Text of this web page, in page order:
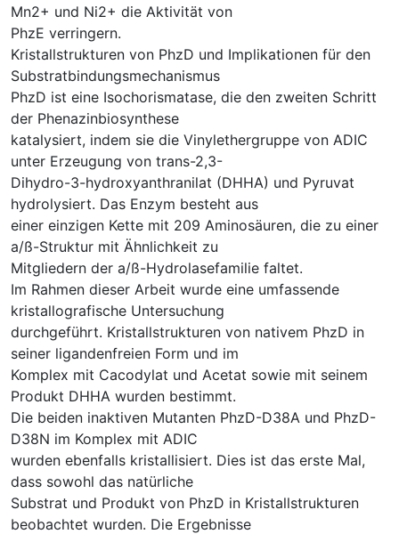
Mn2+ und Ni2+ die Aktivität von
PhzE verringern.
Kristallstrukturen von PhzD und Implikationen für den
Substratbindungsmechanismus
PhzD ist eine Isochorismatase, die den zweiten Schritt
der Phenazinbiosynthese
katalysiert, indem sie die Vinylethergruppe von ADIC
unter Erzeugung von trans-2,3-
Dihydro-3-hydroxyanthranilat (DHHA) und Pyruvat
hydrolysiert. Das Enzym besteht aus
einer einzigen Kette mit 209 Aminosäuren, die zu einer
a/ß-Struktur mit Ähnlichkeit zu
Mitgliedern der a/ß-Hydrolasefamilie faltet.
Im Rahmen dieser Arbeit wurde eine umfassende
kristallografische Untersuchung
durchgeführt. Kristallstrukturen von nativem PhzD in
seiner ligandenfreien Form und im
Komplex mit Cacodylat und Acetat sowie mit seinem
Produkt DHHA wurden bestimmt.
Die beiden inaktiven Mutanten PhzD-D38A und PhzD-
D38N im Komplex mit ADIC
wurden ebenfalls kristallisiert. Dies ist das erste Mal,
dass sowohl das natürliche
Substrat und Produkt von PhzD in Kristallstrukturen
beobachtet wurden. Die Ergebnisse